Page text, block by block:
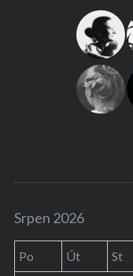
Srpen 2026
Po Út St